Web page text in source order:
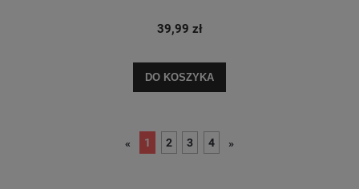
39,99 zł
DO KOSZYKA
« 1 2 3 4 »